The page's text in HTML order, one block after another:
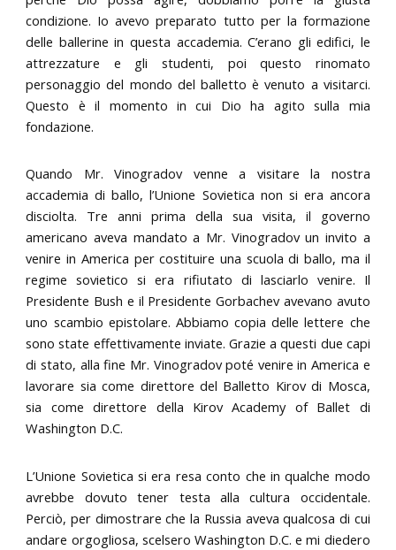
condizione. Io avevo preparato tutto per la formazione
delle ballerine in questa accademia. C’erano gli edifici, le
attrezzature e gli studenti, poi questo rinomato
personaggio del mondo del balletto è venuto a visitarci.
Questo è il momento in cui Dio ha agito sulla mia
fondazione.
Quando Mr. Vinogradov venne a visitare la nostra
accademia di ballo, l’Unione Sovietica non si era ancora
disciolta. Tre anni prima della sua visita, il governo
americano aveva mandato a Mr. Vinogradov un invito a
venire in America per costituire una scuola di ballo, ma il
regime sovietico si era rifiutato di lasciarlo venire. Il
Presidente Bush e il Presidente Gorbachev avevano avuto
uno scambio epistolare. Abbiamo copia delle lettere che
sono state effettivamente inviate. Grazie a questi due capi
di stato, alla fine Mr. Vinogradov poté venire in America e
lavorare sia come direttore del Balletto Kirov di Mosca,
sia come direttore della Kirov Academy of Ballet di
Washington D.C.
L’Unione Sovietica si era resa conto che in qualche modo
avrebbe dovuto tener testa alla cultura occidentale.
Perciò, per dimostrare che la Russia aveva qualcosa di cui
andare orgogliosa, scelsero Washington D.C. e mi diedero